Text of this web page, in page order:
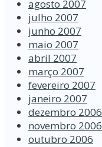
agosto 2007
julho 2007
junho 2007
maio 2007
abril 2007
março 2007
fevereiro 2007
janeiro 2007
dezembro 2006
novembro 2006
outubro 2006